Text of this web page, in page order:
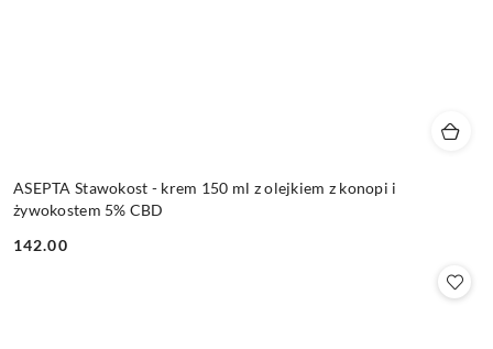
ASEPTA Stawokost - krem 150 ml z olejkiem z konopi i
żywokostem 5% CBD
Cena:
142.00